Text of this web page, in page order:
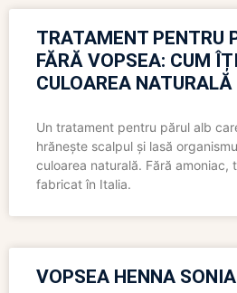
TRATAMENT PENTRU
FĂRĂ VOPSEA: CUM
CULOAREA NATURALĂ
Un tratament pentru părul alb
hrănește scalpul și lasă
culoarea naturală. Fără amoniac,
fabricat în Italia.
VOPSEA HENNA